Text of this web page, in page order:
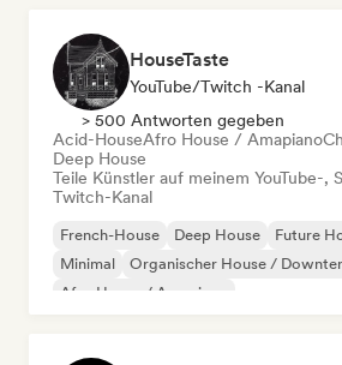
HouseTaste
YouTube/Twitch -Kanal
> 500 Antworten gegeben
Acid-HouseAfro House / Amapiano
Deep House
Teile Künstler auf meinem YouTube-,
Twitch-Kanal
French-House Deep House Future
Minimal
Organischer House /
Afro House / Amapiano